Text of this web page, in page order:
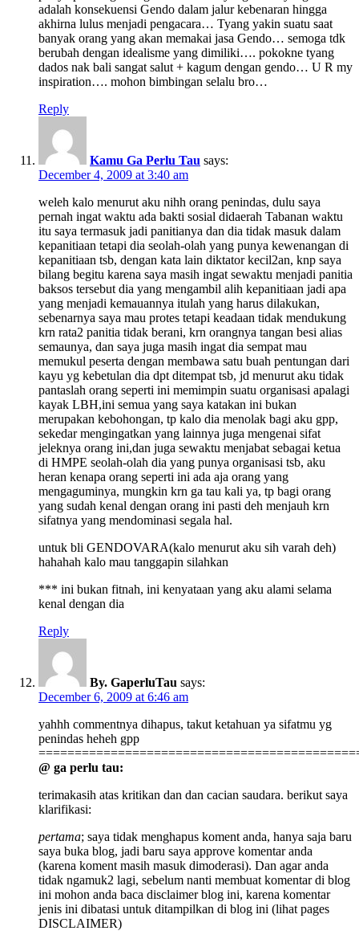
adalah konsekuensi Gendo dalam jalur kebenaran hingga
akhirna lulus menjadi pengacara… Tyang yakin suatu saat
banyak orang yang akan memakai jasa Gendo… semoga tdk
berubah dengan idealisme yang dimiliki…. pokokne tyang
dados nak bali sangat salut + kagum dengan gendo… U R my
inspiration…. mohon bimbingan selalu bro…
Reply
Kamu Ga Perlu Tau says:
December 4, 2009 at 3:40 am
weleh kalo menurut aku nihh orang penindas, dulu saya
pernah ingat waktu ada bakti sosial didaerah Tabanan waktu
itu saya termasuk jadi panitianya dan dia tidak masuk dalam
kepanitiaan tetapi dia seolah-olah yang punya kewenangan di
kepanitiaan tsb, dengan kata lain diktator kecil2an, knp saya
bilang begitu karena saya masih ingat sewaktu menjadi panitia
baksos tersebut dia yang mengambil alih kepanitiaan jadi apa
yang menjadi kemauannya itulah yang harus dilakukan,
sebenarnya saya mau protes tetapi keadaan tidak mendukung
krn rata2 panitia tidak berani, krn orangnya tangan besi alias
semaunya, dan saya juga masih ingat dia sempat mau
memukul peserta dengan membawa satu buah pentungan dari
kayu yg kebetulan dia dpt ditempat tsb, jd menurut aku tidak
pantaslah orang seperti ini memimpin suatu organisasi apalagi
kayak LBH,ini semua yang saya katakan ini bukan
merupakan kebohongan, tp kalo dia menolak bagi aku gpp,
sekedar mengingatkan yang lainnya juga mengenai sifat
jeleknya orang ini,dan juga sewaktu menjabat sebagai ketua
di HMPE seolah-olah dia yang punya organisasi tsb, aku
heran kenapa orang seperti ini ada aja orang yang
mengaguminya, mungkin krn ga tau kali ya, tp bagi orang
yang sudah kenal dengan orang ini pasti deh menjauh krn
sifatnya yang mendominasi segala hal.
untuk bli GENDOVARA(kalo menurut aku sih varah deh)
hahahah kalo mau tanggapin silahkan
*** ini bukan fitnah, ini kenyataan yang aku alami selama
kenal dengan dia
Reply
By. GaperluTau says:
December 6, 2009 at 6:46 am
yahhh commentnya dihapus, takut ketahuan ya sifatmu yg
penindas heheh gpp
@ ga perlu tau:
terimakasih atas kritikan dan dan cacian saudara. berikut saya
klarifikasi:
pertama; saya tidak menghapus koment anda, hanya saja baru
saya buka blog, jadi baru saya approve komentar anda
(karena koment masih masuk dimoderasi). Dan agar anda
tidak ngamuk2 lagi, sebelum nanti membuat komentar di blog
ini mohon anda baca disclaimer blog ini, karena komentar
jenis ini dibatasi untuk ditampilkan di blog ini (lihat pages
DISCLAIMER)